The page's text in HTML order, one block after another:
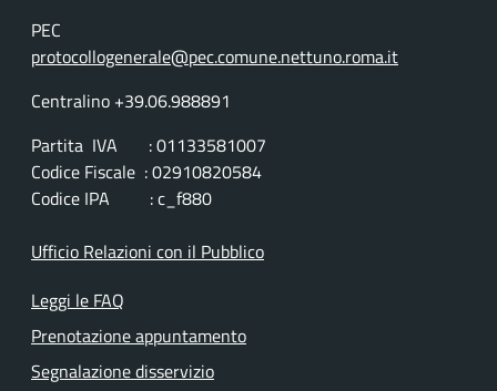
PEC
protocollogenerale@pec.comune.nettuno.roma.it
Centralino +39.06.988891
Partita IVA : 01133581007
Codice Fiscale : 02910820584
Codice IPA : c_f880
Ufficio Relazioni con il Pubblico
Leggi le FAQ
Prenotazione appuntamento
Segnalazione disservizio